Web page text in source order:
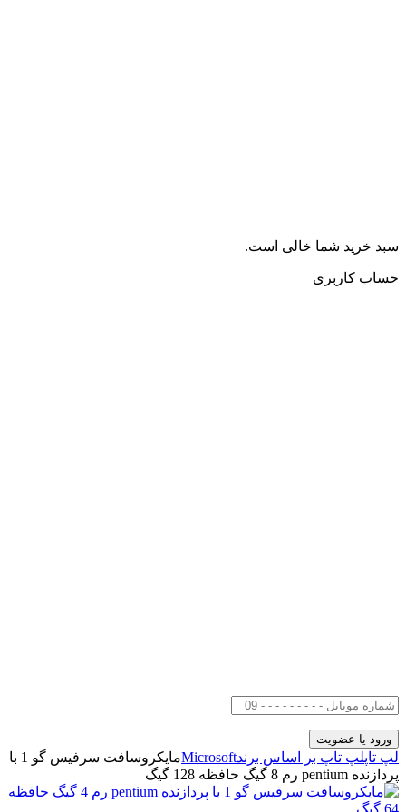
سبد خرید شما خالی است.
حساب کاربری
لپ تاپلپ تاپ بر اساس برندMicrosoft
مایکروسافت سرفیس گو 1 با
پردازنده pentium رم 8 گیگ حافظه 128 گیگ